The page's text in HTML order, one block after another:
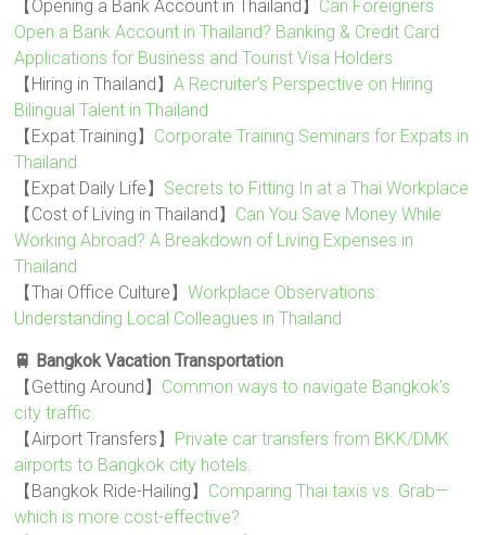
【Opening a Bank Account in Thailand】 Can Foreigners
Open a Bank Account in Thailand? Banking & Credit Card
Applications for Business and Tourist Visa Holders
【Hiring in Thailand】A Recruiter’s Perspective on Hiring
Bilingual Talent in Thailand
【Expat Training】 Corporate Training Seminars for Expats in
Thailand
【Expat Daily Life】 Secrets to Fitting In at a Thai Workplace
【Cost of Living in Thailand】 Can You Save Money While
Working Abroad? A Breakdown of Living Expenses in
Thailand
【Thai Office Culture】Workplace Observations:
Understanding Local Colleagues in Thailand
🚆 Bangkok Vacation Transportation
【Getting Around】 Common ways to navigate Bangkok’s
city traffic.
【Airport Transfers】 Private car transfers from BKK/DMK
airports to Bangkok city hotels.
【Bangkok Ride-Hailing】 Comparing Thai taxis vs. Grab—
which is more cost-effective?